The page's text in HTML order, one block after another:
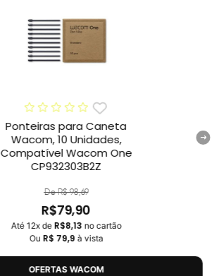
Ponteiras para Caneta
Wacom, 10 Unidades,
Compatível Wacom One
CP932303B2Z
De R$ 98,69
R$79,90
Até 12x deR$8,13no cartão
OuR$ 79,9à vista
OFERTAS WACOM